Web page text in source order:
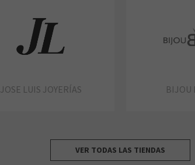
JOSE LUIS JOYERÍAS BIJOU
VER TODAS LAS TIENDAS